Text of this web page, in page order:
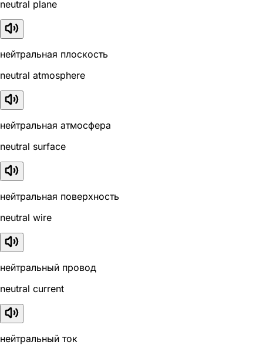
neutral plane
нейтральная плоскость
neutral atmosphere
нейтральная атмосфера
neutral surface
нейтральная поверхность
neutral wire
нейтральный провод
neutral current
нейтральный ток